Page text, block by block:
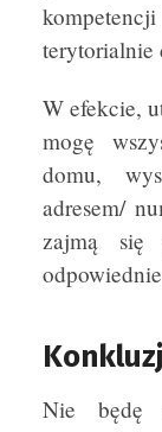
terytorialnie
W efekcie,
mogę
domu,
adresem/
zajmą
Nie będę